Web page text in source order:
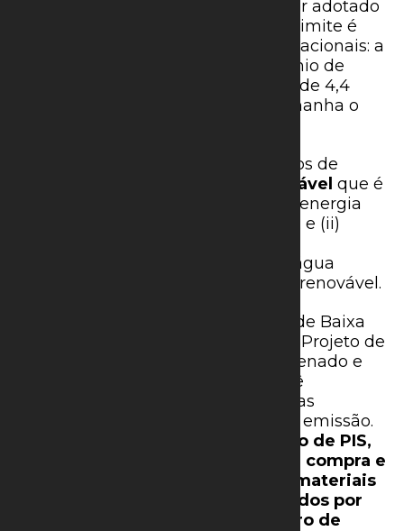
hidrogênio (7 kgCO2eq/kgH2), a ser adotado
até 31 de dezembro de 2030. Este limite é
mais alto do que os padrões internacionais: a
União Europeia considera hidrogênio de
baixo carbono aquele com menos de 4,4
kgCO2eq/kgH2, enquanto na Alemanha o
A lei distingue entre diferentes tipos de
hidrogênio renovável que é
produzido a partir de fontes como energia
solar, eólica, hidráulica e biomassa; e (ii)
especificamente por eletrólise da água
utilizando essas fontes de energia renovável.
A Política Nacional do Hidrogênio de Baixa
Emissão de Carbono, originada do Projeto de
Lei nº 2.308/2023, aprovado pelo Senado e
pela Câmara dos Deputados, prevê
incentivos tributários para empresas
produtoras de hidrogênio de baixa emissão.
suspensão de PIS,
Cofins e impostos relacionados à compra e
importação de equipamentos e materiais
para projetos de hidrogênio, válidos por
cinco anos a partir de 1º de janeiro de